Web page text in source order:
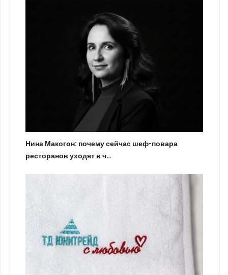
Нина Макогон: почему сейчас шеф-повара
ресторанов уходят в ч…